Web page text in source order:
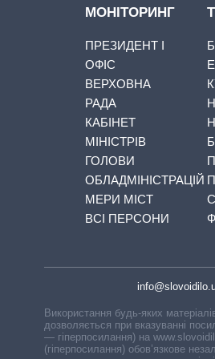
МОНІТОРИНГ
ПРЕЗИДЕНТ І
ОФІС
ВЕРХОВНА
РАДА
КАБІНЕТ
МІНІСТРІВ
ГОЛОВИ
ОБЛАДМІНІСТРАЦІЙ
МЕРИ МІСТ
ВСІ ПЕРСОНИ
Використання будь-яких
дозволяється при вказуванні
— гіперпосилання) на
(гіперпосилання) обов’язкове